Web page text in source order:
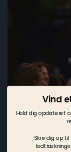
Vind
Hold dig opdateret
Skriv dig op